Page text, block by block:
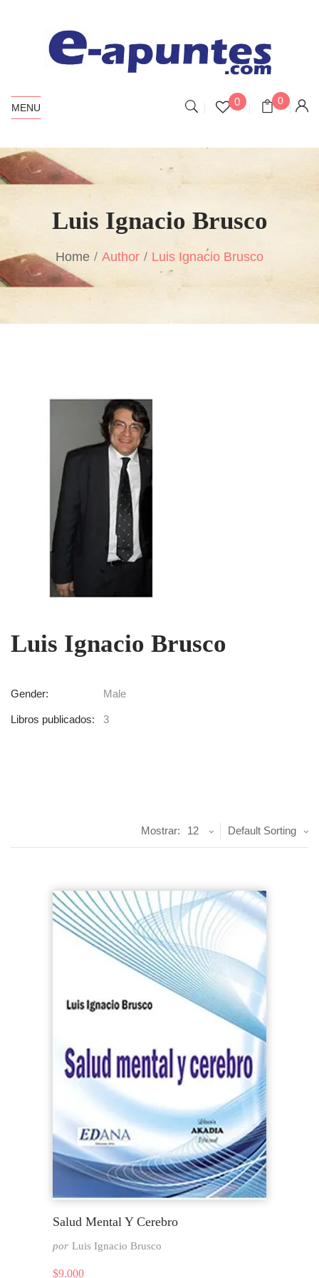
MENU 0 0
Luis Ignacio Brusco
Home Author Luis Ignacio Brusco
Luis Ignacio Brusco
Gender: Male
Libros publicados: 3
Default Sorting
Mostrar: 12
Salud Mental Y Cerebro
por Luis Ignacio Brusco
$9.000